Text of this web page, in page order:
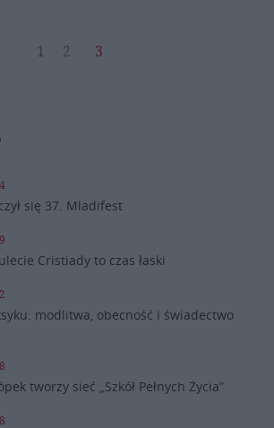
1
2 3
się 37. Mladifest
Cristiady to czas łaski
modlitwa, obecność i świadectwo
tworzy sieć „Szkół Pełnych Życia”